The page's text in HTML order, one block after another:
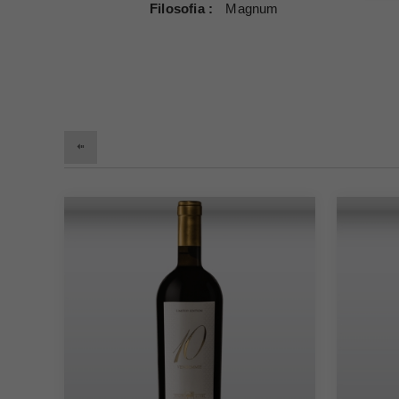
Filosofia Magnum